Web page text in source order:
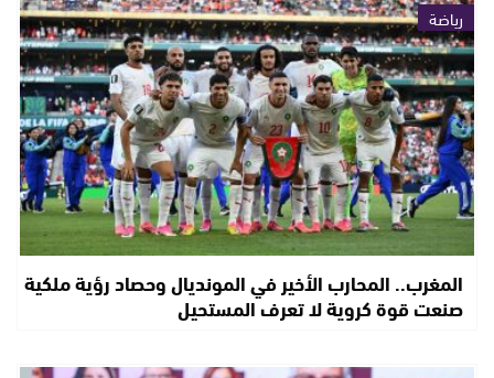
رياضة
المغرب.. المحارب الأخير في المونديال وحصاد رؤية ملكية
صنعت قوة كروية لا تعرف المستحيل